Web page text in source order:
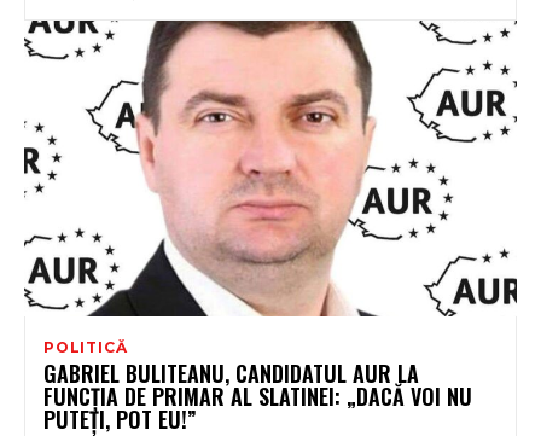
POLITICĂ
GABRIEL BULITEANU, CANDIDATUL AUR LA
FUNCȚIA DE PRIMAR AL SLATINEI: „DACĂ VOI NU
PUTEȚI, POT EU!”